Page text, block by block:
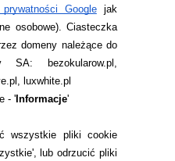
Googlejak
osobowe). Ciasteczka
domeny należące do
SA: bezokularow.pl,
luxwhite.pl
- 'Informacje'
wszystkie pliki cookie
lub odrzucić pliki